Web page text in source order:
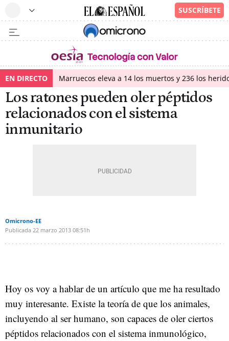
EN DIRECTO Marruecos eleva a 14 los muertos y 236 los
Los ratones pueden oler péptidos
relacionados con el sistema
inmunitario
Omicrono-EE
Publicada 22 marzo 2013 08:51h
Hoy os voy a hablar de un artículo que me ha resultado
muy interesante. Existe la teoría de que los animales,
incluyendo al ser humano, son capaces de oler ciertos
péptidos relacionados con el sistema inmunológico,